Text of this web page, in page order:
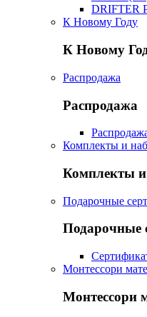
DRIFTER
К Новому Году
К Новому
Распродажа
Распродажа
Комплекты и
Комплекты
Подарочные
Подарочные
Монтессори
Монтессори